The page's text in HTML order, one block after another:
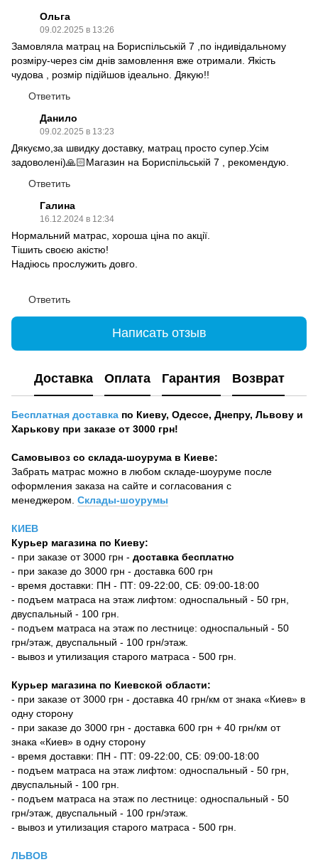
Ольга
09.02.2025 в 13:26
Замовляла матрац на Бориспільській 7 ,по індивідальному
розміру-через сім днів замовлення вже отримали. Якість
чудова , розмір підійшов ідеально. Дякую!!
Ответить
Данило
09.02.2025 в 13:23
Дякуємо,за швидку доставку, матрац просто супер.Усім
задоволені)🙏🏻Магазин на Бориспільській 7 , рекомендую.
Ответить
Галина
16.12.2024 в 12:34
Нормальний матрас, хороша ціна по акції.
Тішить своєю акістю!
Надіюсь прослужить довго.
Ответить
Написать отзыв
Доставка Оплата Гарантия Возврат
Бесплатная доставка по Киеву, Одессе, Днепру, Львову и
Харькову при заказе от 3000 грн!
Самовывоз со склада-шоурума в Киеве:
Забрать матрас можно в любом складе-шоуруме после
оформления заказа на сайте и согласования с
менеджером. Склады-шоурумы
КИЕВ
Курьер магазина по Киеву:
- при заказе от 3000 грн - доставка бесплатно
- при заказе до 3000 грн - доставка 600 грн
- время доставки: ПН - ПТ: 09-22:00, СБ: 09:00-18:00
- подъем матраса на этаж лифтом: односпальный - 50 грн,
двуспальный - 100 грн.
- подъем матраса на этаж по лестнице: односпальный - 50
грн/этаж, двуспальный - 100 грн/этаж.
- вывоз и утилизация старого матраса - 500 грн.
Курьер магазина по Киевской области:
- при заказе от 3000 грн - доставка 40 грн/км от знака «Киев» в
одну сторону
- при заказе до 3000 грн - доставка 600 грн + 40 грн/км от
знака «Киев» в одну сторону
- время доставки: ПН - ПТ: 09-22:00, СБ: 09:00-18:00
- подъем матраса на этаж лифтом: односпальный - 50 грн,
двуспальный - 100 грн.
- подъем матраса на этаж по лестнице: односпальный - 50
грн/этаж, двуспальный - 100 грн/этаж.
- вывоз и утилизация старого матраса - 500 грн.
ЛЬВОВ